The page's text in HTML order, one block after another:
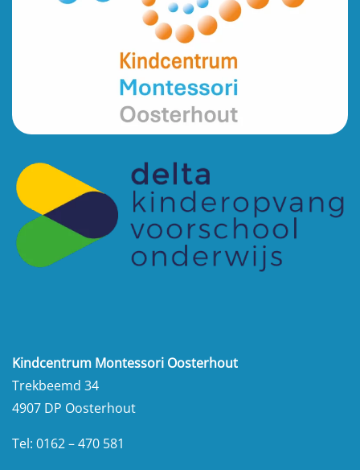
Kindcentrum Montessori Oosterhout
Trekbeemd 34
4907 DP Oosterhout
Tel: 0162 – 470 581